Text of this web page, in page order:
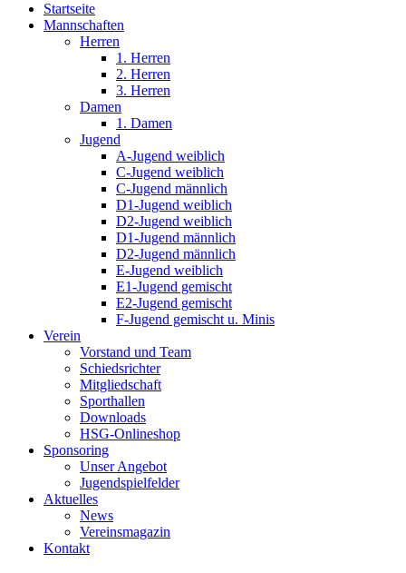
Startseite
Mannschaften
Herren
1. Herren
2. Herren
3. Herren
Damen
1. Damen
Jugend
A-Jugend weiblich
C-Jugend weiblich
C-Jugend männlich
D1-Jugend weiblich
D2-Jugend weiblich
D1-Jugend männlich
D2-Jugend männlich
E-Jugend weiblich
E1-Jugend gemischt
E2-Jugend gemischt
F-Jugend gemischt u. Minis
Verein
Vorstand und Team
Schiedsrichter
Mitgliedschaft
Sporthallen
Downloads
HSG-Onlineshop
Sponsoring
Unser Angebot
Jugendspielfelder
Aktuelles
News
Vereinsmagazin
Kontakt